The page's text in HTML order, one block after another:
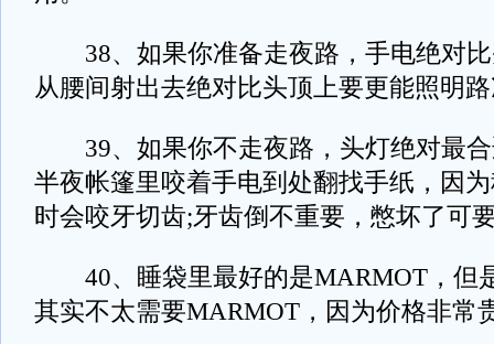
38、如果你准备走夜路，手电绝对比
从腰间射出去绝对比头顶上要更能照明
39、如果你不走夜路，头灯绝对最合
半夜帐篷里咬着手电到处翻找手纸，因
时会咬牙切齿;牙齿倒不重要，憋坏了
40、睡袋里最好的是MARMOT，但
其实不太需要MARMOT，因为价格非常